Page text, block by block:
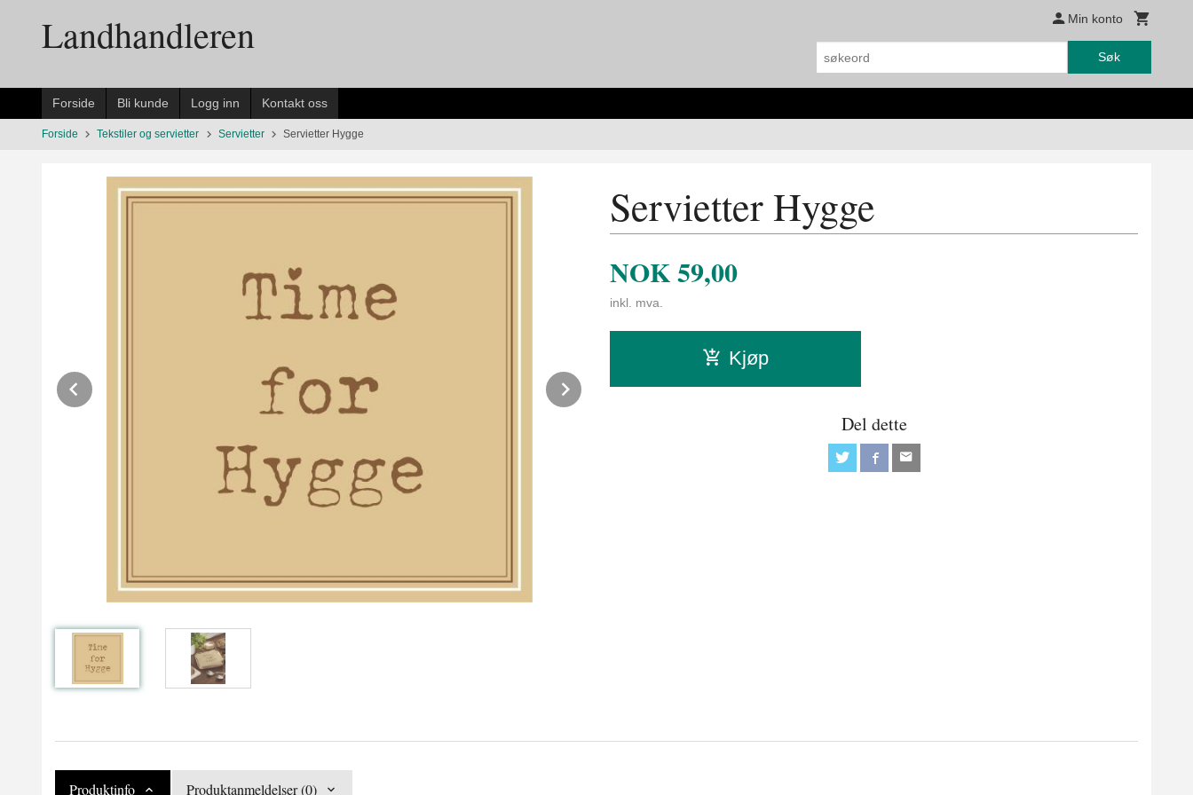
innholdetLandhandleren Min konto
Søk
Forside Bli kunde Logg inn Kontakt oss
Forside Tekstiler og servietter Servietter Servietter Hygge
Next
Servietter Hygge
NOK59,00
inkl. mva.
Kjøp
Del dette
Produktinfo Produktanmeldelser (0)